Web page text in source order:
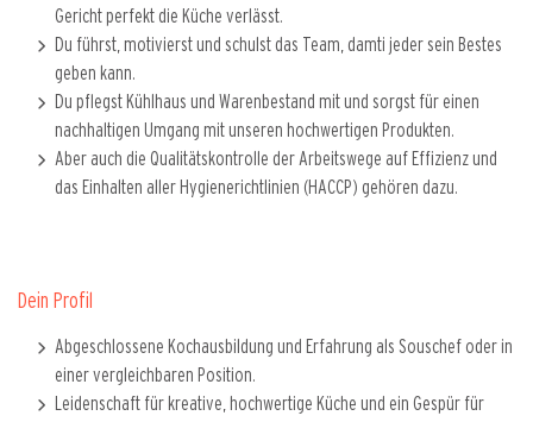
Gericht perfekt die Küche verlässt.
Du führst, motivierst und schulst das Team, damti jeder sein Bestes
geben kann.
Du pflegst Kühlhaus und Warenbestand mit und sorgst für einen
nachhaltigen Umgang mit unseren hochwertigen Produkten.
Aber auch die Qualitätskontrolle der Arbeitswege auf Effizienz und
das Einhalten aller Hygienerichtlinien (HACCP) gehören dazu.
Dein Profil
Abgeschlossene Kochausbildung und Erfahrung als Souschef oder in
einer vergleichbaren Position.
Leidenschaft für kreative, hochwertige Küche und ein Gespür für